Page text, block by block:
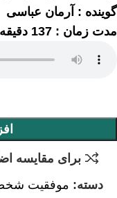
گوینده : آرمان عباسی
مدت زمان : 137 دقیقه
برای مقایسه
دسته: موفقیت